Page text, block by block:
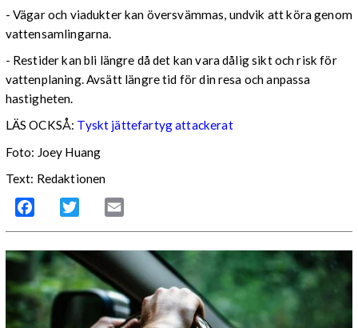
- Vägar och viadukter kan översvämmas, undvik att köra genom
vattensamlingarna.
- Restider kan bli längre då det kan vara dålig sikt och risk för
vattenplaning. Avsätt längre tid för din resa och anpassa
hastigheten.
LÄS OCKSÅ: Tyskt jättefartyg attackerat
Foto: Joey Huang
Text: Redaktionen
Facebook Twitter